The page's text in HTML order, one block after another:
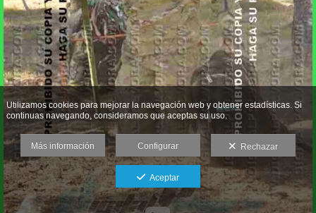
Utilizamos cookies para mejorar la navegación web y obtener estadísticas. Si
continuas navegando, consideramos que aceptas su uso.
Más información Configurar Rechazar
Aceptar